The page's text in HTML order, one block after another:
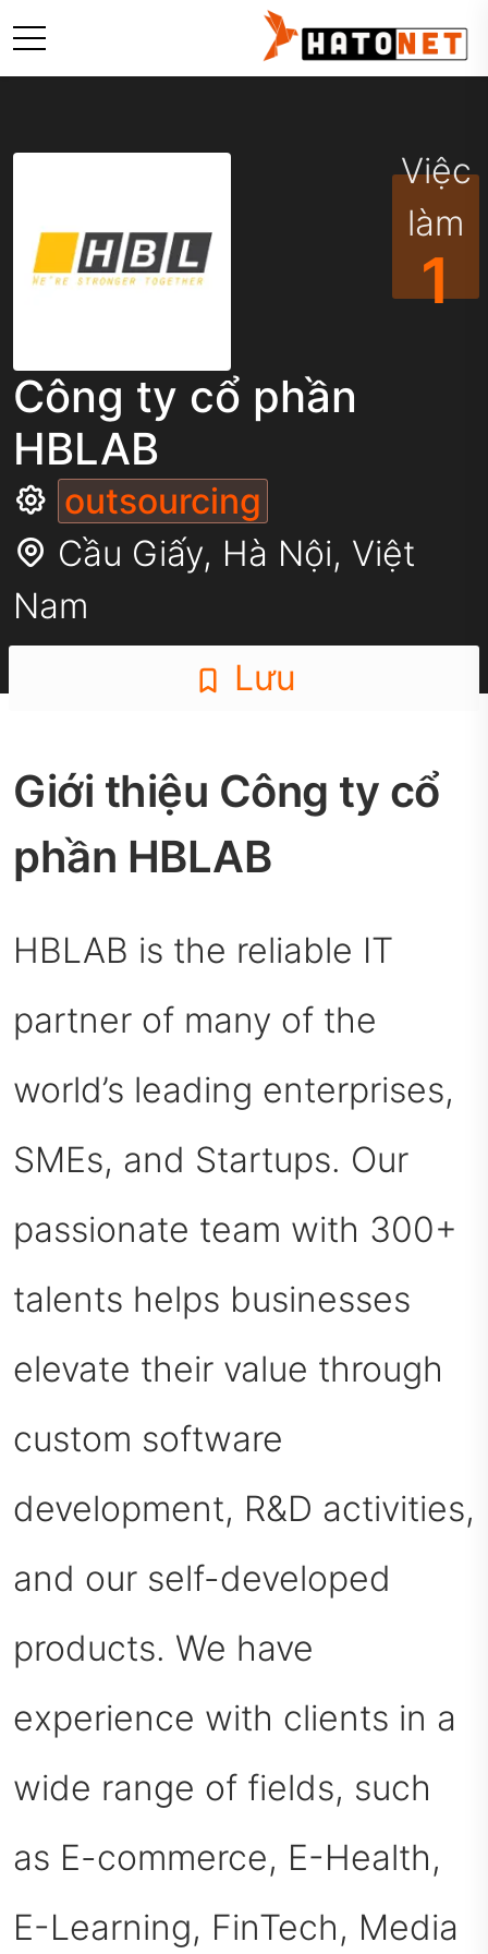
Công ty cổ phần
HBLAB
outsourcing
Cầu Giấy, Hà Nội, Việt
Nam
Việc
làm
1
Lưu
Giới thiệu Công ty cổ
phần HBLAB
HBLAB is the reliable IT
partner of many of the
world’s leading enterprises,
SMEs, and Startups. Our
passionate team with 300+
talents helps businesses
elevate their value through
custom software
development, R&D activities,
and our self-developed
products. We have
experience with clients in a
wide range of fields, such
as E-commerce, E-Health,
E-Learning, FinTech, Media